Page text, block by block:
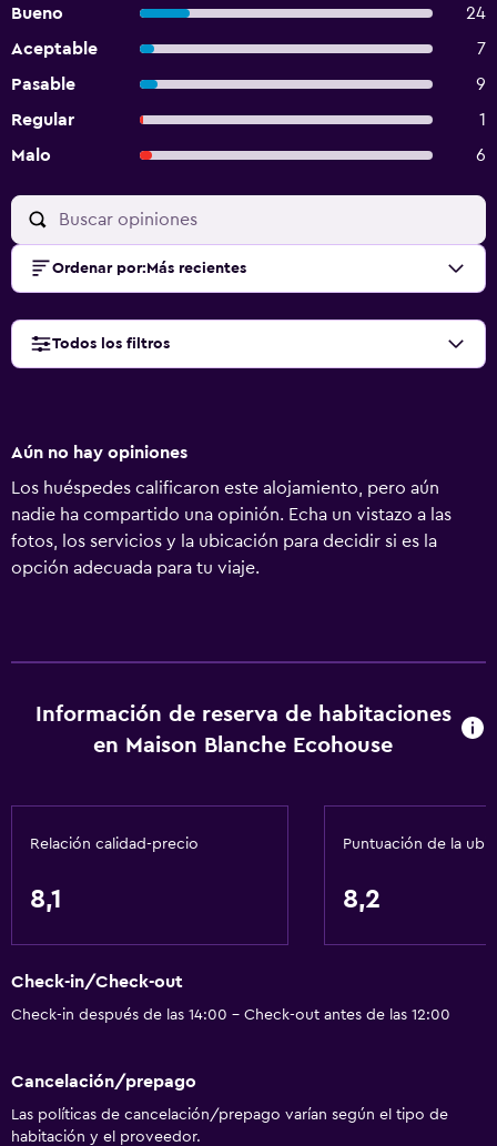
Bueno
24
Aceptable
7
Pasable
9
Regular
1
Malo
6
Ordenar por: Más recientes
Todos los filtros
Aún no hay opiniones
Los huéspedes calificaron este alojamiento, pero aún
nadie ha compartido una opinión. Echa un vistazo a las
fotos, los servicios y la ubicación para decidir si es la
opción adecuada para tu viaje.
Información de reserva de habitaciones
en Maison Blanche Ecohouse
Relación calidad-precio
8,1
Puntuación de la
8,2
Check-in/Check-out
Check-in después de las 14:00 - Check-out antes de las 12:00
Cancelación/prepago
Las políticas de cancelación/prepago varían según el tipo de
habitación y el proveedor.